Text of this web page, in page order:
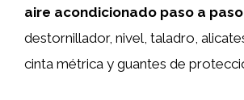
aire acondicionado paso a paso
destornillador, nivel, taladro,
cinta métrica y guantes de